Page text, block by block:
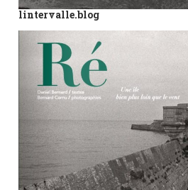
lintervalle.blog